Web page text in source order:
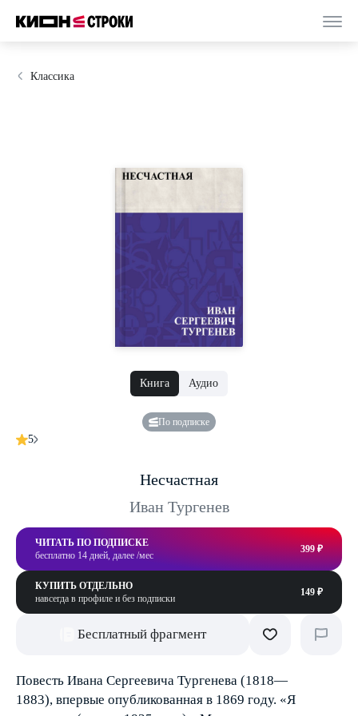
Классика
Книга Аудио
По подписке
5
Несчастная
Иван Тургенев
ЧИТАТЬ ПО ПОДПИСКЕ
бесплатно 14 дней, далее /мес
399 ₽
КУПИТЬ ОТДЕЛЬНО
навсегда в профиле и без подписки
149 ₽
Бесплатный фрагмент
Повесть Ивана Сергеевича Тургенева (1818—
1883), впервые опубликованная в 1869 году. «Я